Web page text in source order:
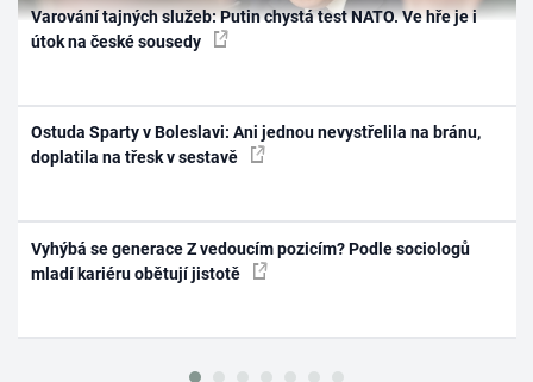
Varování tajných služeb: Putin chystá test NATO. Ve hře je i
útok na české sousedy
Ostuda Sparty v Boleslavi: Ani jednou nevystřelila na bránu,
doplatila na třesk v sestavě
Vyhýbá se generace Z vedoucím pozicím? Podle sociologů
mladí kariéru obětují jistotě